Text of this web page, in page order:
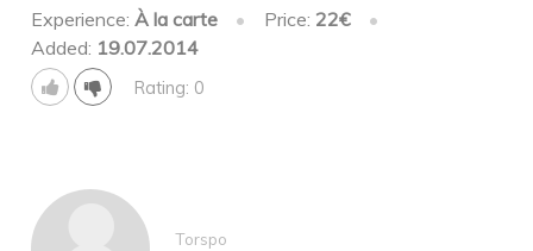
Experience:À la carte • Price: 22€
•
Added: 19.07.2014
Rating: 0
Torspo